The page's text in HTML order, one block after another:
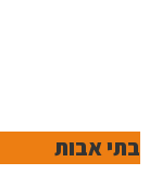
בתי אבות